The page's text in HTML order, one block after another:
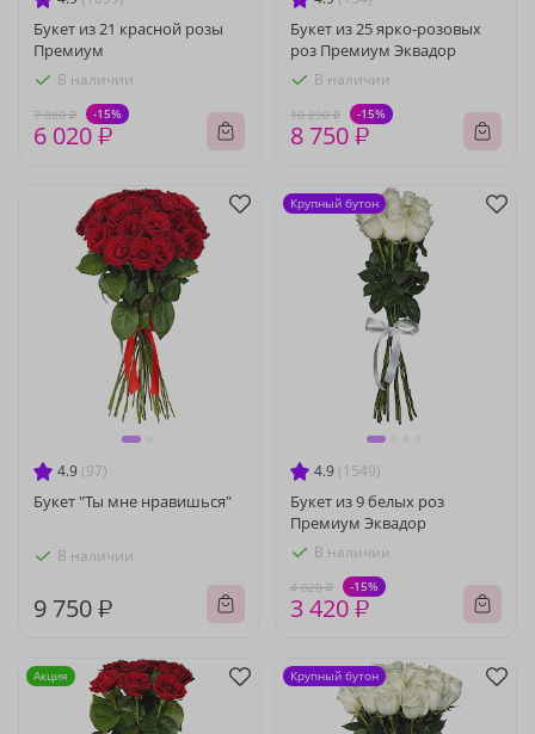
Букет из 21 красной розы
Премиум
В наличии
7 080 ₽ -15%
6 020 ₽
Букет из 25 ярко-розовых
роз Премиум Эквадор
В наличии
10 290 ₽ -15%
8 750 ₽
4.9 (97)
Букет "Ты мне нравишься"
В наличии
9 750 ₽
4.9 (1549)
Букет из 9 белых роз
Премиум Эквадор
В наличии
4 020 ₽ -15%
3 420 ₽
Крупный бутон
Акция Крупный бутон